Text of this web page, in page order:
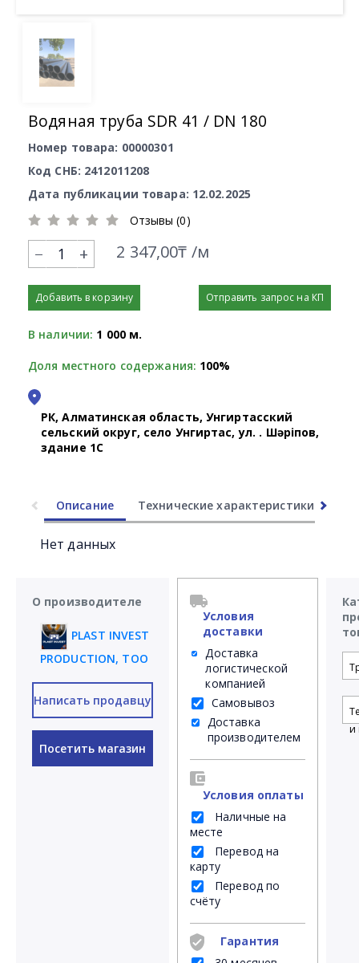
Водяная труба SDR 41 / DN 180
Номер товара: 00000301
Код СНБ: 2412011208
Дата публикации товара: 12.02.2025
Отзывы (0)
+ 2 347,00₸ /м
Добавить в корзину Отправить запрос на КП
В наличии: 1 000 м.
Доля местного содержания: 100%
РК, Алматинская область, Унгиртасский
сельский округ, село Унгиртас, ул. Қ. Шәріпов,
здание 1С
Описание Технические характеристики
Нет данных
О производителе
PLAST INVEST
PRODUCTION, ТОО
Написать продавцу
Посетить магазин
Условия
доставки
Доставка
логистической
компанией
Самовывоз
Доставка
производителем
Условия оплаты
Наличные на
месте
Перевод на
карту
Перевод по
счёту
Гарантия
и